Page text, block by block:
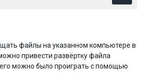
файлы на указанном компьютере в
привести развёртку файла
можно было проиграть с помощью